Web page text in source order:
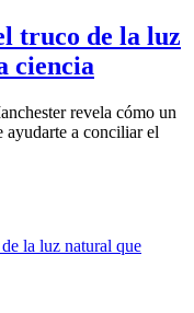
truco de la luz
ciencia
revela cómo un
ayudarte a conciliar el